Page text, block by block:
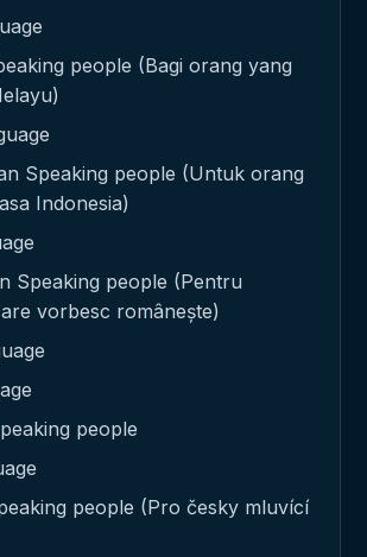
people (Bagi orang yang
Speaking people (Untuk orang
Indonesia)
Speaking people (Pentru
vorbesc românește)
people
people (Pro česky mluvící